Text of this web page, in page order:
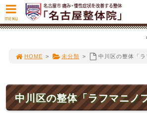
HOME > 未分類 > 中川区の整体「ラ
中川区の整体「ラフマニノ
MENU